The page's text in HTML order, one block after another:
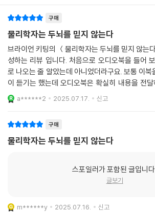
릴 때 연구 과정은 그 자체로 하나의 보상이며, 실패
이끌리는 사람이 더 날카롭고 중요한 질문을 발견
찾아낼 가능성도 높은 것은 물론이다. 그들의 삶만
본에 있었음을 알 수 있다. 이들은 하나같이 노벨
에도 전과 조금도 다를 바 없이 연구를 계속해나갔
궁금한 질문들은 무수히 많았기 때문이다.
‘쓸모없음’은 호기심을 더욱 본질적으로 따르기 위
있을까? 현대 문명의 핵심이 된 많은 발견들이 창
지 아무도 상상할 수 없었다. 그래서 세계 최고의 물
더 실패할 기회가 주어져야만 한다고. 하지만 미래
학을 하라는 말은 아니다. 세상에 대해서 새로운 진
삶이 가진 고유한 힘이 보인다.
구매
물리학자는 두뇌를 믿지 않는다
브라이언 키팅의 ＜물리학자는 두뇌를 믿지 않는
성하는 리뷰 입니다. 처음으로 오디오북을 들어
로 나오는 줄 알았는데 아니었더라구요. 보통 이
이 듣기는 했는데 오디오북은 확실히 내용을 전
은 것 같습니다. 노벨물리학상 수상자들의 삶의 태
수 있어서 좋았습
a******2 2025.07.17. 신고
구매
물리학자는 두뇌를 믿지 않는다
스포일러가 포함된 글입니
글보기
m******y 2025.07.16. 신고